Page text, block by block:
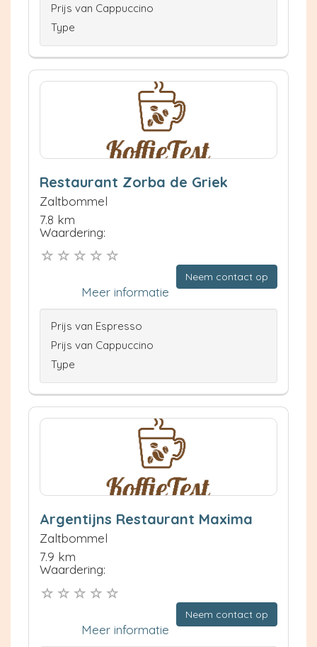
Prijs van Cappuccino
Type
Restaurant Zorba de Griek
Zaltbommel
7.8 km
Waardering:
Neem contact op
Meer informatie
Prijs van Espresso
Prijs van Cappuccino
Type
Argentijns Restaurant Maxima
Zaltbommel
7.9 km
Waardering:
Neem contact op
Meer informatie